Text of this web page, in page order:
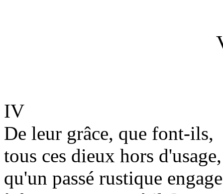
IV
De leur grâce, que font-ils,
tous ces dieux hors d'usage,
qu'un passé rustique engage